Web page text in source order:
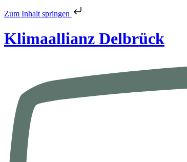
Zum Inhalt springen
Klimaallianz Delbrück